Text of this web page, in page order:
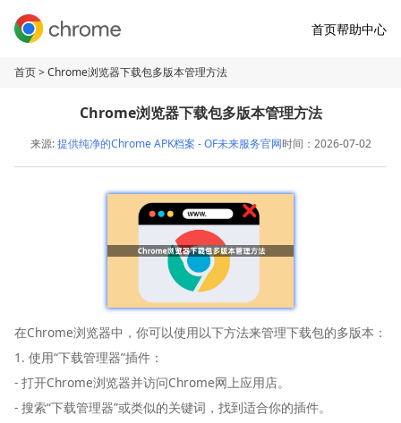
首页帮助中心
首页> Chrome浏览器下载包多版本管理方法
Chrome浏览器下载包多版本管理方法
来源:提供纯净的Chrome APK档案 - OF未来服务官网时间：2026-07-02
在Chrome浏览器中，你可以使用以下方法来管理下载包的多版本：
1. 使用“下载管理器”插件：
- 打开Chrome浏览器并访问Chrome网上应用店。
- 搜索“下载管理器”或类似的关键词，找到适合你的插件。